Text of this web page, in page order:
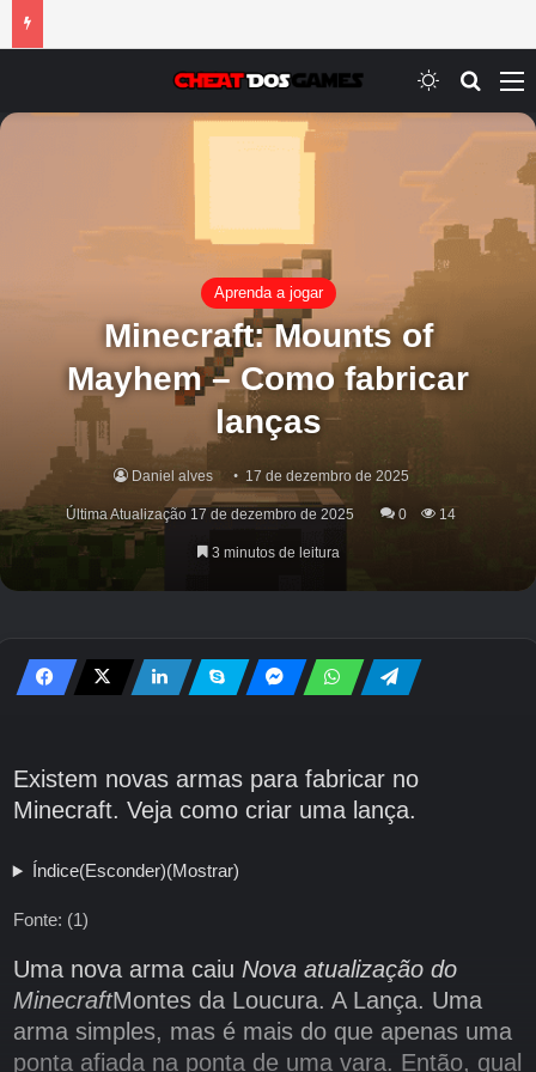
Switch skin
Aprenda a jogar
Minecraft: Mounts of
Mayhem – Como fabricar
lanças
Daniel alves 17 de dezembro de 2025
Última Atualização 17 de dezembro de 2025 0 14
3 minutos de leitura
Existem novas armas para fabricar no
Minecraft. Veja como criar uma lança.
Índice(Esconder)(Mostrar)
Fonte: (1)
Uma nova arma caiu Nova atualização do
MinecraftMontes da Loucura. A Lança. Uma
arma simples, mas é mais do que apenas uma
ponta afiada na ponta de uma vara. Então, qual